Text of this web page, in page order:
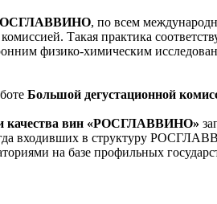
РОСГЛАВВИНО, по всем
комиссией. Такая практика
физико-химическим
Большой дегустационной
качества вин «РОСГЛАВВИНО»
входивших в структуру
на базе профильных